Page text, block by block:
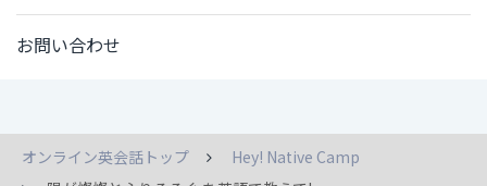
お問い合わせ
オンライン英会話トップ
Hey! Native Camp